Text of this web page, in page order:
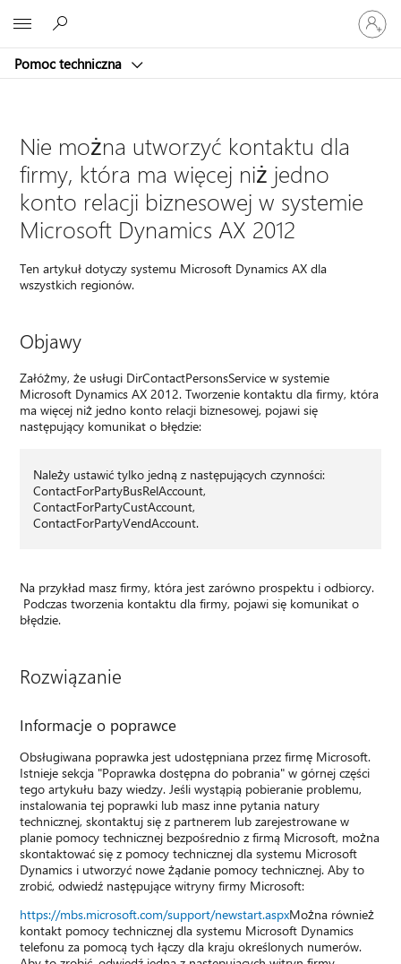
Pomoc techniczna
Zaloguj
się
do
konta
Nie można utworzyć kontaktu dla
firmy, która ma więcej niż jedno
konto relacji biznesowej w systemie
Microsoft Dynamics AX 2012
Ten artykuł dotyczy systemu Microsoft Dynamics AX dla
wszystkich regionów.
Objawy
Załóżmy, że usługi DirContactPersonsService w systemie
Microsoft Dynamics AX 2012. Tworzenie kontaktu dla firmy, która
ma więcej niż jedno konto relacji biznesowej, pojawi się
następujący komunikat o błędzie:
Należy ustawić tylko jedną z następujących czynności:
ContactForPartyBusRelAccount,
ContactForPartyCustAccount,
ContactForPartyVendAccount.
Na przykład masz firmy, która jest zarówno prospektu i odbiorcy.
Podczas tworzenia kontaktu dla firmy, pojawi się komunikat o
błędzie.
Rozwiązanie
Informacje o poprawce
Obsługiwana poprawka jest udostępniana przez firmę Microsoft.
Istnieje sekcja "Poprawka dostępna do pobrania" w górnej części
tego artykułu bazy wiedzy. Jeśli wystąpią pobieranie problemu,
instalowania tej poprawki lub masz inne pytania natury
technicznej, skontaktuj się z partnerem lub zarejestrowane w
planie pomocy technicznej bezpośrednio z firmą Microsoft, można
skontaktować się z pomocy technicznej dla systemu Microsoft
Dynamics i utworzyć nowe żądanie pomocy technicznej. Aby to
zrobić, odwiedź następujące witryny firmy Microsoft:
https://mbs.microsoft.com/support/newstart.aspxMożna również
kontakt pomocy technicznej dla systemu Microsoft Dynamics
telefonu za pomocą tych łączy dla kraju określonych numerów.